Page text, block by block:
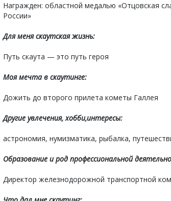
Награжден: областной медалью «Отцовская
России»
Для меня скаутская жизнь:
Путь скаута — это путь героя
Моя мечта в скаутинге:
Дожить до второго прилета кометы Галлея
Другие увлечения, хобби,интересы:
астрономия, нумизматика, рыбалка,
Образование и род профессиональной
Директор железнодорожной транспортной